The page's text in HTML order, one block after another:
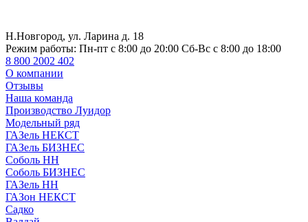
Н.Новгород, ул. Ларина д. 18
Режим работы: Пн-пт с 8:00 до 20:00 Сб-Вс с 8:00 до 18:00
8 800 2002 402
О компании
Отзывы
Наша команда
Производство Луидор
Модельный ряд
ГАЗель НЕКСТ
ГАЗель БИЗНЕС
Соболь НН
Соболь БИЗНЕС
ГАЗель НН
ГАЗон НЕКСТ
Садко